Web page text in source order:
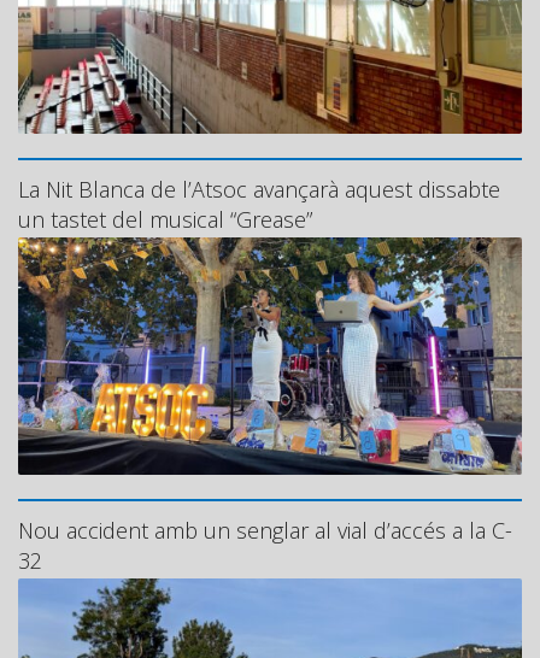
La Nit Blanca de l’Atsoc avançarà aquest dissabte
un tastet del musical “Grease”
Nou accident amb un senglar al vial d’accés a la C-
32